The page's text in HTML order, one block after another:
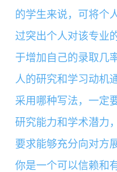
的学生来说，可将个
过突出个人对该专业
于增加自己的录取几
人的研究和学习动机
采用哪种写法，一定
研究能力和学术潜力
要求能够充分向对方
你是一个可以信赖和